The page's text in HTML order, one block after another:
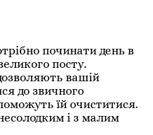
починати день в
посту.
вашій
до звичного
їй очиститися.
і з малим